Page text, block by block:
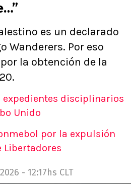
es un declarado
Wanderers. Por eso
la obtención de la
expedientes disciplinarios
Unido
por la expulsión
Libertadores
- 12:17hs CLT